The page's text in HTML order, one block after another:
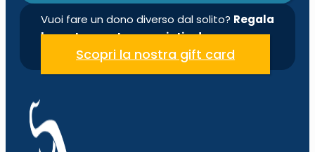
Vuoi fare un dono diverso dal solito? Regala
la nostra quota associativa!
Scopri la nostra gift card